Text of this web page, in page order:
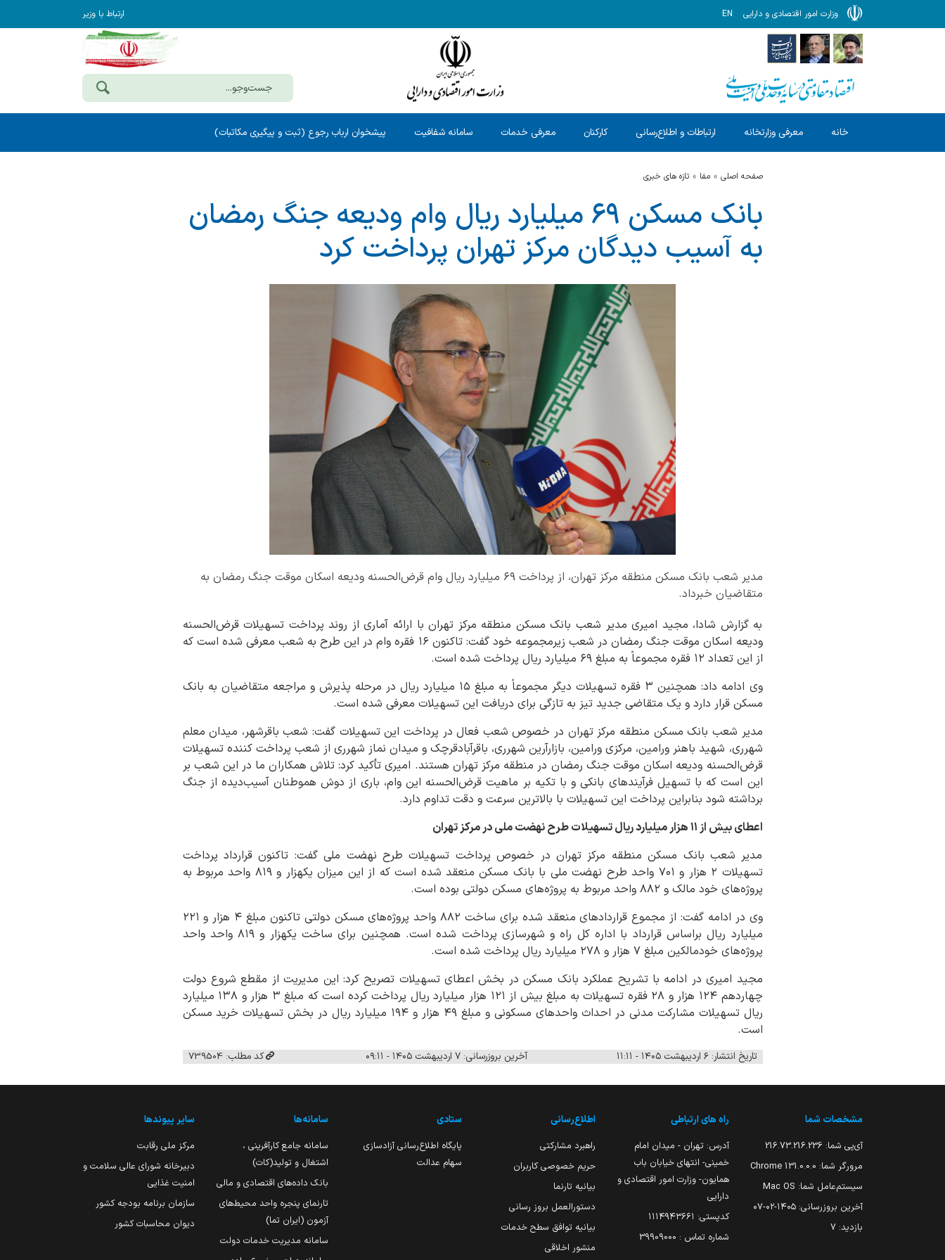
وزارت امور اقتصادی و دارایی EN ارتباط با وزیر
خانه معرفی وزارتخانه ارتباطات و اطلاع‌رسانی کارکنان معرفی خدمات سامانه شفافیت پیشخوان ارباب رجوع (ثبت و پیگیری مکاتبات)
صفحه اصلی مفا تازه های خبری
بانک مسکن ۶۹ میلیارد ریال وام ودیعه جنگ رمضان
به آسیب دیدگان مرکز تهران پرداخت کرد
مدیر شعب بانک مسکن منطقه مرکز تهران، از پرداخت ۶۹ میلیارد ریال وام قرض‌الحسنه ودیعه اسکان موقت جنگ رمضان به
متقاضیان خبرداد.
به گزارش شادا، مجید امیری مدیر شعب بانک مسکن منطقه مرکز تهران با ارائه آماری از روند پرداخت تسهیلات قرض‌الحسنه
ودیعه اسکان موقت جنگ رمضان در شعب زیرمجموعه خود گفت: تاکنون ۱۶ فقره وام در این طرح به شعب معرفی شده است که
از این تعداد ۱۲ فقره مجموعاً به مبلغ ۶۹ میلیارد ریال پرداخت شده است.
وی ادامه داد: همچنین ۳ فقره تسهیلات دیگر مجموعاً به مبلغ ۱۵ میلیارد ریال در مرحله پذیرش و مراجعه متقاضیان به بانک
مسکن قرار دارد و یک متقاضی جدید تیز به تازگی برای دریافت این تسهیلات معرفی شده است.
مدیر شعب بانک مسکن منطقه مرکز تهران در خصوص شعب فعال در پرداخت این تسهیلات گفت: شعب باقرشهر، میدان معلم
شهرری، شهید باهنر ورامین، مرکزی ورامین، بازارآرین شهرری، باقرآبادقرچک و میدان نماز شهرری از شعب پرداخت کننده تسهیلات
قرض‌الحسنه ودیعه اسکان موقت جنگ رمضان در منطقه مرکز تهران هستند. امیری تأکید کرد: تلاش همکاران ما در این شعب بر
این است که با تسهیل فرآیندهای بانکی و با تکیه بر ماهیت قرض‌الحسنه این وام، باری از دوش هموطنان آسیب‌دیده از جنگ
برداشته شود بنابراین پرداخت این تسهیلات با بالاترین سرعت و دقت تداوم دارد.
اعطای بیش از ۱۱ هزار میلیارد ریال تسهیلات طرح نهضت ملی در مرکز تهران
مدیر شعب بانک مسکن منطقه مرکز تهران در خصوص پرداخت تسهیلات طرح نهضت ملی گفت: تاکنون قرارداد پرداخت
تسهیلات ۲ هزار و ۷۰۱ واحد طرح نهضت ملی با بانک مسکن منعقد شده است که از این میزان یکهزار و ۸۱۹ واحد مربوط به
پروژه‌های خود مالک و ۸۸۲ واحد مربوط به پروژه‌های مسکن دولتی بوده است.
وی در ادامه گفت: از مجموع قراردادهای منعقد شده برای ساخت ۸۸۲ واحد پروژه‌های مسکن دولتی تاکنون مبلغ ۴ هزار و ۲۲۱
میلیارد ریال براساس قرارداد با اداره کل راه و شهرسازی پرداخت شده است. همچنین برای ساخت یکهزار و ۸۱۹ واحد واحد
پروژه‌های خودمالکین مبلغ ۷ هزار و ۲۷۸ میلیارد ریال پرداخت شده است.
مجید امیری در ادامه با تشریح عملکرد بانک مسکن در بخش اعطای تسهیلات تصریح کرد: این مدیریت از مقطع شروع دولت
چهاردهم ۱۲۴ هزار و ۲۸ فقره تسهیلات به مبلغ بیش از ۱۲۱ هزار میلیارد ریال پرداخت کرده است که مبلغ ۳ هزار و ۱۳۸ میلیارد
ریال تسهیلات مشارکت مدنی در احداث واحدهای مسکونی و مبلغ ۴۹ هزار و ۱۹۴ میلیارد ریال در بخش تسهیلات خرید مسکن
است.
تاریخ انتشار: ۶ اردیبهشت ۱۴۰۵ - ۱۱:۱۱ آخرین بروزرسانی: ۷ اردیبهشت ۱۴۰۵ - ۰۹:۱۱ کد مطلب: 739504
مشخصات شما
آی‌پی شما: 216.73.216.236
مرورگر شما: 131.0.0.0 Chrome
سیستم‌عامل شما: Mac OS
آخرین بروزرسانی: ۱۴۰۵-۰۲-۰۷
بازدید: 7
راه های ارتباطی
آدرس: تهران - میدان امام
خمینی- انتهای خیابان باب
همایون- وزارت امور اقتصادی و
دارایی
کدپستی: ۱۱۱۴۹۴۳۶۶۱
شماره تماس : 39909000
اطلاع‌رسانی
راهبرد مشارکتی
حریم خصوصی کاربران
بیانیه تارنما
دستورالعمل بروز رسانی
بیانیه توافق سطح خدمات
منشور اخلاقی
ستادی
پایگاه اطلاع‌رسانی آزادسازی
سهام عدالت
سامانه‌ها
سامانه جامع کارآفرینی ،
اشتغال و تولید(کات)
بانک داده‌های اقتصادی و مالی
تارنمای پنجره واحد محیط‌های
آزمون (ایران تما)
سامانه مدیریت خدمات دولت
سایر پیوندها
مرکز ملی رقابت
دبیرخانه شورای عالی سلامت و
امنیت غذایی
سازمان برنامه بودجه کشور
دیوان محاسبات کشور